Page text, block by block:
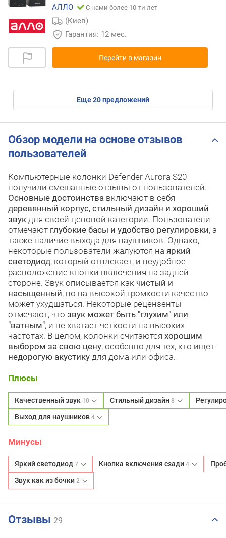
АЛЛО
С нами более 10-ти лет
(Киев)
Гарантия: 12 мес.
Перейти в магазин
eще20предложений
Обзор модели на основе отзывов
пользователей
Компьютерные колонки Defender Aurora S20
получили смешанные отзывы от пользователей.
Основные достоинства включают в себя
деревянный корпус, стильный дизайн и хороший
звук для своей ценовой категории. Пользователи
отмечают глубокие басы и удобство регулировки, а
также наличие выхода для наушников. Однако,
некоторые пользователи жалуются на яркий
светодиод, который отвлекает, и неудобное
расположение кнопки включения на задней
стороне. Звук описывается как чистый и
насыщенный, но на высокой громкости качество
может ухудшаться. Некоторые рецензенты
отмечают, что звук может быть "глухим" или
"ватным", и не хватает четкости на высоких
частотах. В целом, колонки считаются хорошим
выбором за свою цену, особенно для тех, кто ищет
недорогую акустику для дома или офиса.
Плюсы
Качественный звук 10 Стильный дизайн8
Выход для наушников 4
Минусы
Яркий светодиод 7 Кнопка включения сзади4
Звук как из бочки 2
Отзывы 29